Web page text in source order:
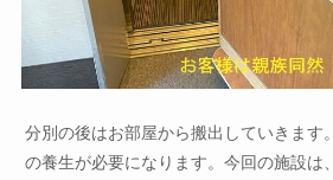
分別の後はお部屋から搬出していきます
の養生が必要になります。今回の施設は